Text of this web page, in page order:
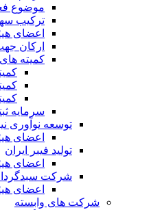
موضوع
ترکیب
اعضای
ارکان
کمیته
سرمایه
توسعه نوآوری
اعضای
تولید فیبر ایران
اعضای
شرکت
اعضای
شرکت های وابسته